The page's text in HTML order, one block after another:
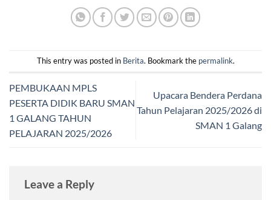
This entry was posted in Berita. Bookmark the permalink.
PEMBUKAAN MPLS
PESERTA DIDIK BARU SMAN
1 GALANG TAHUN
PELAJARAN 2025/2026
Upacara Bendera Perdana
Tahun Pelajaran 2025/2026 di
SMAN 1 Galang
Leave a Reply